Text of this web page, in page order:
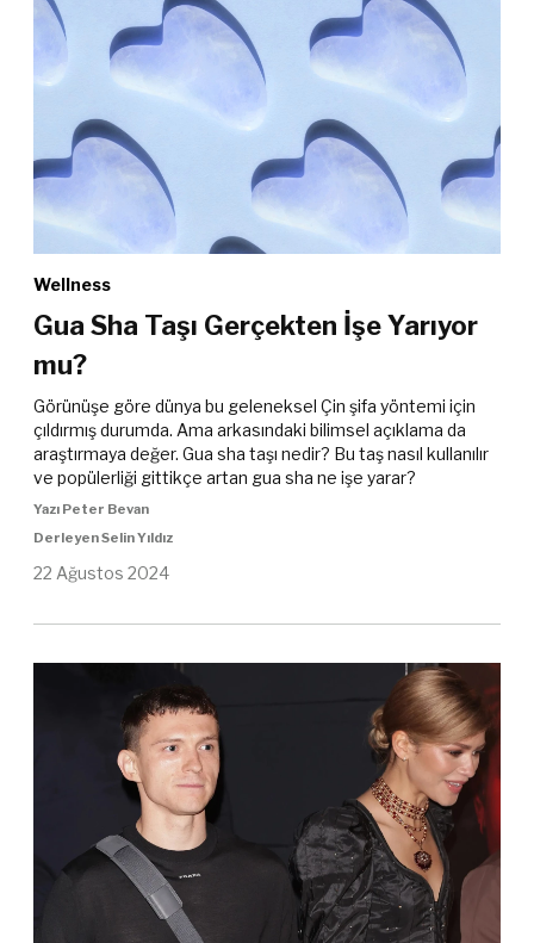
Wellness
Gua Sha Taşı Gerçekten İşe Yarıyor
mu?
Görünüşe göre dünya bu geleneksel Çin şifa yöntemi için
çıldırmış durumda. Ama arkasındaki bilimsel açıklama da
araştırmaya değer. Gua sha taşı nedir? Bu taş nasıl kullanılır
ve popülerliği gittikçe artan gua sha ne işe yarar?
Yazı Peter Bevan
Derleyen Selin Yıldız
22 Ağustos 2024